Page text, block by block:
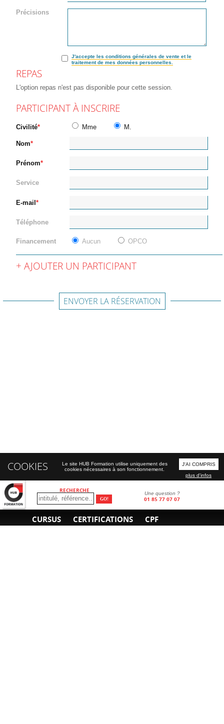
RECHERCHE Une question ?
01 85 77 07 07
CURSUS CERTIFICATIONS CPF
Précisions
J'accepte les conditions générales de vente et le
traitement de mes données personnelles.
REPAS
L'option repas n'est pas disponible pour cette session.
PARTICIPANT À INSCRIRE
Civilité Mme M.
Nom
Prénom
Service
E-mail
Téléphone
Financement Aucun OPCO
AJOUTER UN PARTICIPANT
ENVOYER LA RÉSERVATION
COOKIES
Le site HUB Formation utilise uniquement des
cookies nécessaires à son fonctionnement.
J'AI COMPRIS
plus d'infos